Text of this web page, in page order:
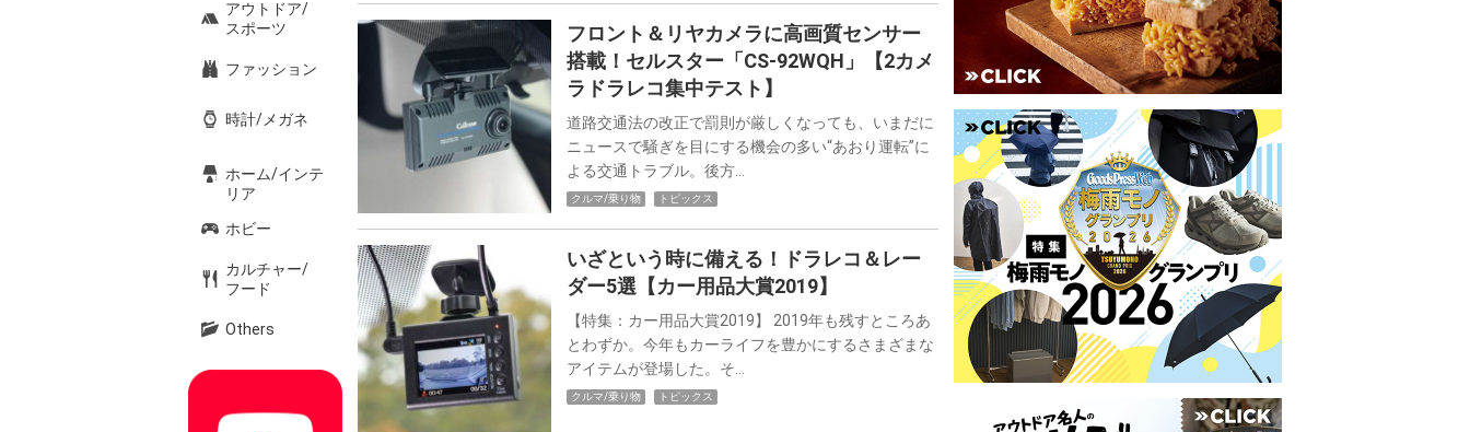
アウトドア/
スポーツ
ファッション
時計/メガネ
ホーム/インテ
リア
ホビー
カルチャー/
フード
Others
フロント＆リヤカメラに高画質センサー
搭載！セルスター「CS-92WQH」【2カメ
ラドラレコ集中テスト】
道路交通法の改正で罰則が厳しくなっても、いまだに
ニュースで騒ぎを目にする機会の多い“あおり運転”に
よる交通トラブル。後方…
クルマ/乗り物 トピックス
いざという時に備える！ドラレコ＆レー
ダー5選【カー用品大賞2019】
【特集：カー用品大賞2019】 2019年も残すところあ
とわずか。今年もカーライフを豊かにするさまざまな
アイテムが登場した。そ…
クルマ/乗り物 トピックス